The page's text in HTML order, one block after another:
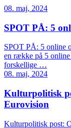
08. maj, 2024
SPOT PÅ: 5
SPOT PÅ: 5 online
en række på 5
forskellige …
08. maj, 2024
Kulturpolitisk
Eurovision
Kulturpolitisk post: